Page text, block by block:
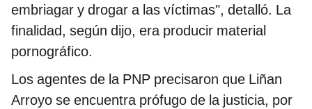
embriagar y drogar a las víctimas", detalló. La
finalidad, según dijo, era producir material
pornográfico.
Los agentes de la PNP precisaron que Liñan
Arroyo se encuentra prófugo de la justicia, por